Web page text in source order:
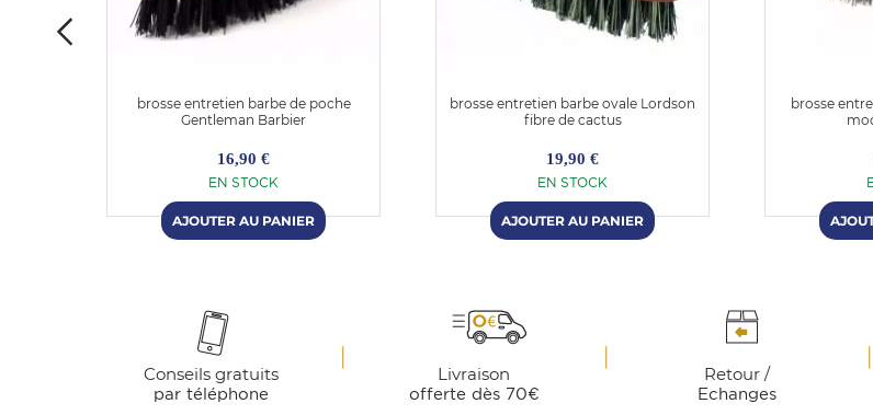
brosse entretien barbe de poche
Gentleman Barbier
16,90 €
EN STOCK
brosse entretien barbe ovale Lordson
fibre de cactus
19,90 €
EN STOCK
brosse
Conseils gratuits
par téléphone
Livraison
offerte dès 70€
Retour /
Echanges